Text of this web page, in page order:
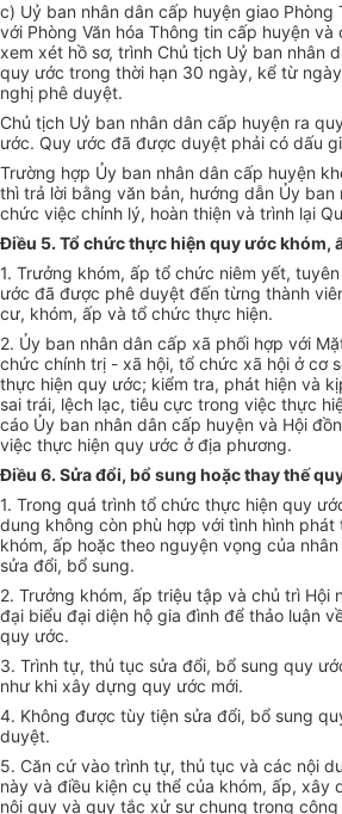
c) Uỷ ban nhân dân cấp huyện giao Phòng
với Phòng Văn hóa Thông tin cấp huyện và
xem xét hồ sơ, trình Chủ tịch Uỷ ban nhân
quy ước trong thời hạn 30 ngày, kể từ
nghị phê duyệt.
Chủ tịch Uỷ ban nhân dân cấp huyện ra
ước. Quy ước đã được duyệt phải có dấu
Trường hợp Ủy ban nhân dân cấp huyện
thì trả lời bằng văn bản, hướng dẫn Ủy ban
chức việc chỉnh lý, hoàn thiện và trình lại
Điều 5. Tổ chức thực hiện quy ước khóm,
1. Trưởng khóm, ấp tổ chức niêm yết,
ước đã được phê duyệt đến từng thành
cư, khóm, ấp và tổ chức thực hiện.
2. Ủy ban nhân dân cấp xã phối hợp với
chức chính trị - xã hội, tổ chức xã hội ở cơ
thực hiện quy ước; kiểm tra, phát hiện và
sai trái, lệch lạc, tiêu cực trong việc thực
cáo Ủy ban nhân dân cấp huyện và Hội
việc thực hiện quy ước ở địa phương.
Điều 6. Sửa đổi, bổ sung hoặc thay thế
1. Trong quá trình tổ chức thực hiện quy
dung không còn phù hợp với tình hình phát
khóm, ấp hoặc theo nguyện vọng của
sửa đổi, bổ sung.
2. Trưởng khóm, ấp triệu tập và chủ trì Hội
đại biểu đại diện hộ gia đình để thảo luận
quy ước.
3. Trình tự, thủ tục sửa đổi, bổ sung quy
như khi xây dựng quy ước mới.
4. Không được tùy tiện sửa đổi, bổ sung
duyệt.
5. Căn cứ vào trình tự, thủ tục và các nội
này và điều kiện cụ thể của khóm, ấp, xây
nội quy và quy tắc xử sự chung trong